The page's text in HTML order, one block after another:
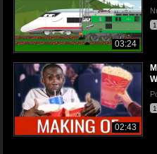
03:24
02:43